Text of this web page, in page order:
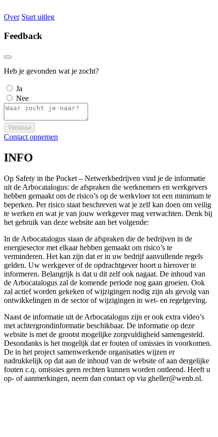
Over Start uitleg
Feedback
Heb je gevonden wat je zocht?
Ja
Nee
Verstuur
Contact opnemen
INFO
Op Safety in the Pocket – Netwerkbedrijven vind je de informatie
uit de Arbocatalogus: de afspraken die werknemers en werkgevers
hebben gemaakt om de risico’s op de werkvloer tot een minimum te
beperken. Per risico staat beschreven wat je zelf kan doen om veilig
te werken en wat je van jouw werkgever mag verwachten. Denk bij
het gebruik van deze website aan het volgende:
In de Arbocatalogus staan de afspraken die de bedrijven in de
energiesector met elkaar hebben gemaakt om risico’s te
verminderen. Het kan zijn dat er in uw bedrijf aanvullende regels
gelden. Uw werkgever of de opdrachtgever hoort u hierover te
informeren. Belangrijk is dat u dit zelf ook nagaat. De inhoud van
de Arbocatalogus zal de komende periode nog gaan groeien. Ook
zal actief worden gekeken of wijzigingen nodig zijn als gevolg van
ontwikkelingen in de sector of wijzigingen in wet- en regelgeving.
Naast de informatie uit de Arbocatalogus zijn er ook extra video’s
met achtergrondinformatie beschikbaar. De informatie op deze
website is met de grootst mogelijke zorgvuldigheid samengesteld.
Desondanks is het mogelijk dat er fouten of omissies in voorkomen.
De in het project samenwerkende organisaties wijzen er
nadrukkelijk op dat aan de inhoud van de website of aan dergelijke
fouten c.q. omissies geen rechten kunnen worden ontleend. Heeft u
op- of aanmerkingen, neem dan contact op via gheller@wenb.nl.